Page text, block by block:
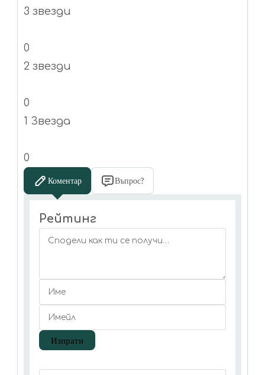
3 звезди
0
2 звезди
0
1 Звезда
0
Коментар Въпрос?
Рейтинг